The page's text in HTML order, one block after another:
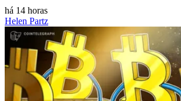
há 14 horas
Helen Partz